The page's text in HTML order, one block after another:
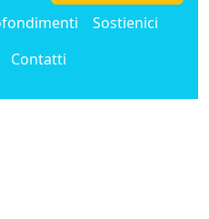
Sostienici
Contatti